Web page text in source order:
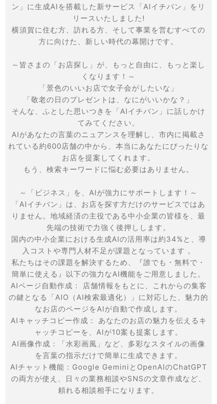
ン」に生成AIを搭載した新サービス「AIイチバン」をリ
リースいたしました!
横須賀に住む方、訪れる方、そして事業を営むすべての
方に向けた、新しい時代の幕開けです。
～皆さまの「お店探し」が、もっと自由に、もっと楽し
くなります！～
「景色のいいお店で女子会がしたいな」
「敬老の日のプレゼントは、なにがいいかな？」
そんな、ふとした思いつきを「AIイチバン」に話しかけ
てみてください。
AIがあなたの言葉のニュアンスを理解し、市内に掲載さ
れている約600店舗の中から、本当にあなたにぴったりな
お店を提案してくれます。
もう、検索キーワードに悩む必要はありません。
～「ビジネス」を、AIが強力にサポートします！～
「AIイチバン」は、お店を探す方だけのサービスではあ
りません。地域経済の主役である中小企業の皆様を、最
先端の技術で力強く後押しします。
国内の中小企業における生成AIの活用率は約34%と、導
入コストや専門人材不足が課題となっています 。
私たちはその課題を解決するため、『誰でも・無料で・
簡単に使える』以下の強力なAI機能をご用意しました。
AIページ自動作成： 店舗情報をもとに、これからの集客
の鍵となる「AIO（AI検索最適化）」に対応した、魅力的
なお店のページをAIが自動で作成します。
AIキャッチコピー作成： あなたのお店の魅力を伝えるキ
ャッチコピーを、AIが10案も提案します。
AI画像作成：「水彩画風」など、多彩なスタイルの画像
を言葉の指示だけで簡単に生成できます。
AIチャット機能：Google GeminiとOpenAIのChatGPT
の両方が使え、日々の業務相談やSNSの文章作成など、
頼れる相談相手になります。